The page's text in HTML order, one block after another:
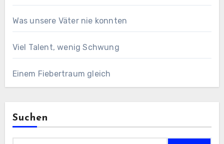
Was unsere Väter nie konnten
Viel Talent, wenig Schwung
Einem Fiebertraum gleich
Suchen